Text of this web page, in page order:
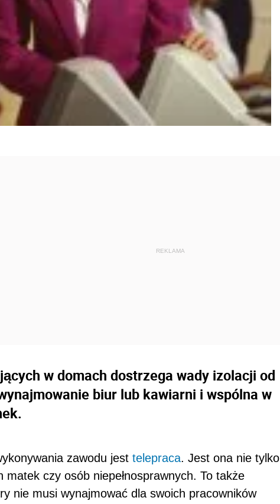
w domach dostrzega wady izolacji od
biur lub kawiarni i wspólna w
zawodu jest telepraca. Jest ona nie tylko
czy osób niepełnosprawnych. To także
nie musi wynajmować dla swoich pracowników